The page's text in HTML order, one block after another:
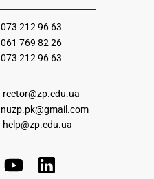
073 212 96 63
061 769 82 26
073 212 96 63
rector@zp.edu.ua
nuzp.pk@gmail.com
help@zp.edu.ua